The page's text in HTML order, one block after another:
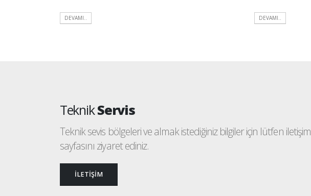
DEVAMI.. DEVAMI..
TeknikServis
Teknik sevis bölgeleri ve almak istediğiniz bilgiler için lütfen iletişim
sayfasını ziyaret ediniz.
İLETİŞİM